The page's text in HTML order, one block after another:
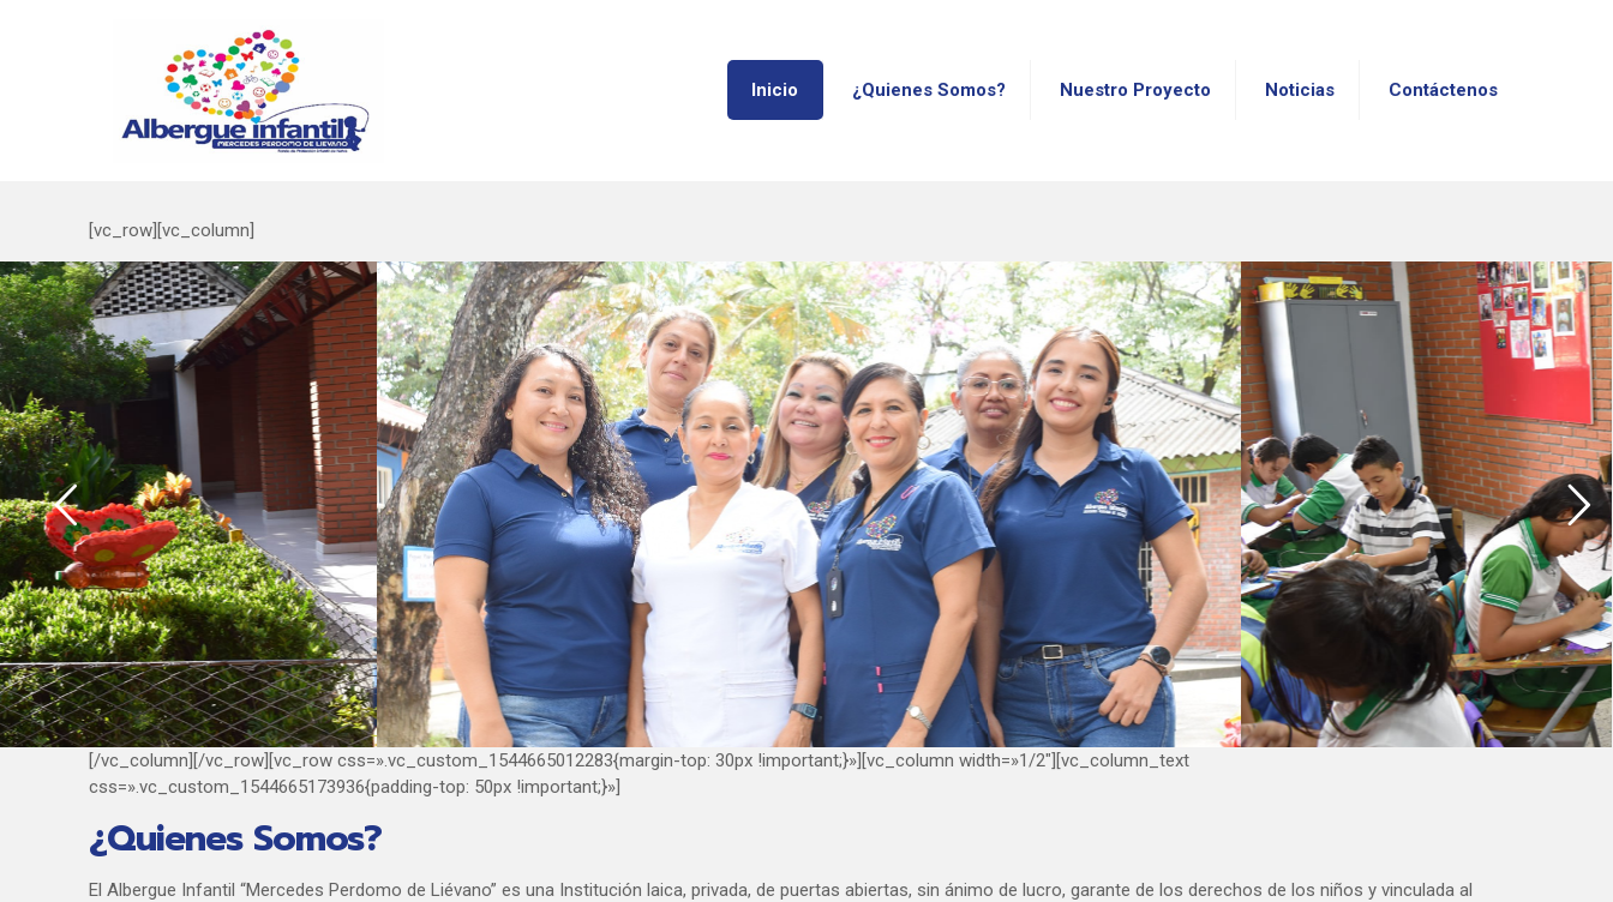
Inicio ¿Quienes Somos? Nuestro Proyecto Noticias Contáctenos
[vc_row][vc_column]
[/vc_column][/vc_row][vc_row css=».vc_custom_1544665012283{margin-top: 30px !important;}»][vc_column width=»1/2″][vc_column_text
css=».vc_custom_1544665173936{padding-top: 50px !important;}»]
¿Quienes Somos?
El Albergue Infantil “Mercedes Perdomo de Liévano” es una Institución laica, privada, de puertas abiertas, sin ánimo de lucro, garante de los derechos de los niños y vinculada al